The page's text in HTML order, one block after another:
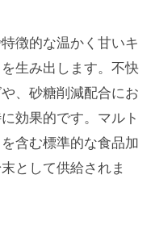
徴的な温かく甘いキ
生み出します。不快
、砂糖削減配合にお
効果的です。マルト
含む標準的な食品加
として供給されま